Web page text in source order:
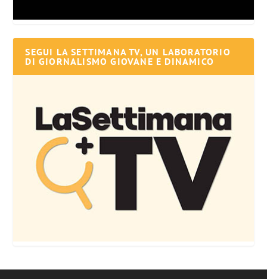
SEGUI LA SETTIMANA TV, UN LABORATORIO
DI GIORNALISMO GIOVANE E DINAMICO